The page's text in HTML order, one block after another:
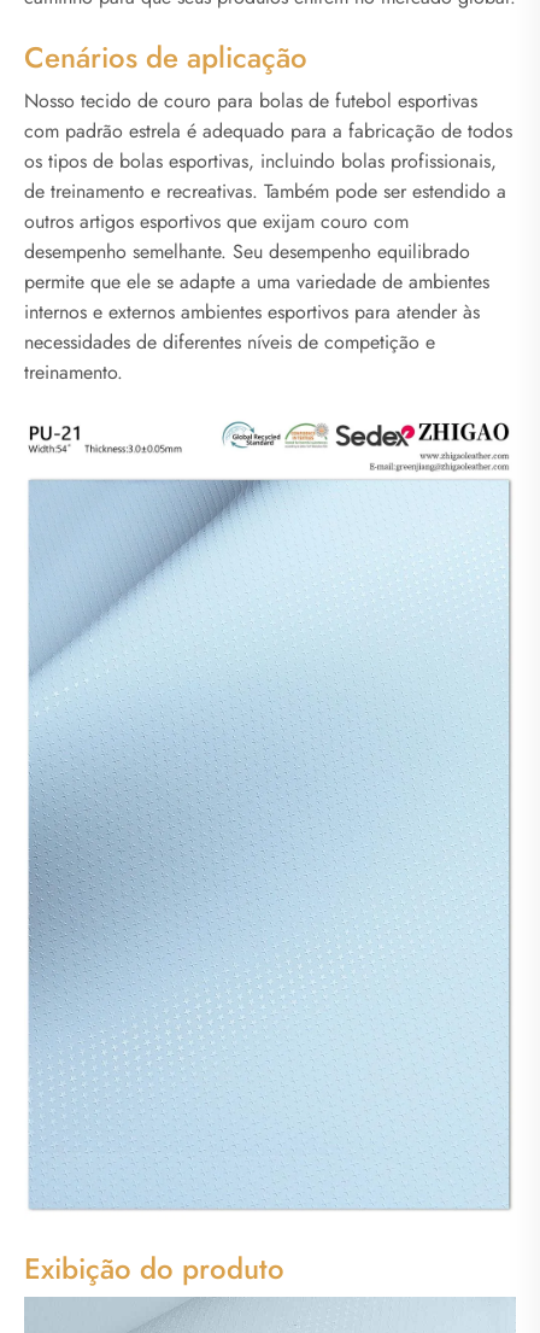
Cenários de aplicação
Nosso tecido de couro para bolas de futebol esportivas
com padrão estrela é adequado para a fabricação de todos
os tipos de bolas esportivas, incluindo bolas profissionais,
de treinamento e recreativas. Também pode ser estendido a
outros artigos esportivos que exijam couro com
desempenho semelhante. Seu desempenho equilibrado
permite que ele se adapte a uma variedade de ambientes
internos e externos ambientes esportivos para atender às
necessidades de diferentes níveis de competição e
treinamento.
Exibição do produto